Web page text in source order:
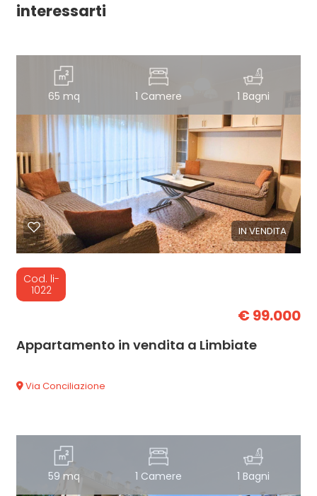
interessarti
65 mq 1 Camere 1 Bagni
IN VENDITA
Cod. li-
1022
€ 99.000
Appartamento in vendita a Limbiate
Via Conciliazione
59 mq 1 Camere 1 Bagni